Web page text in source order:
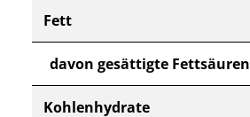
Fett
davon gesättigte Fettsäuren
Kohlenhydrate